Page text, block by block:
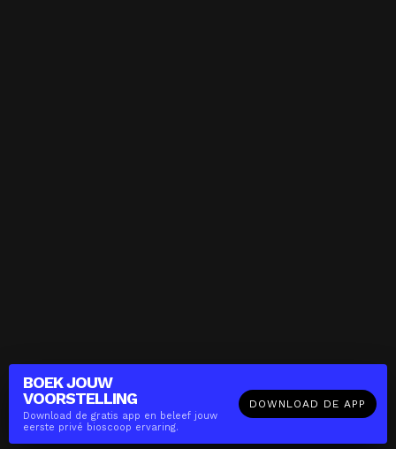
BOEK JOUW
VOORSTELLING
Download de gratis app en beleef jouw
eerste privé bioscoop ervaring.
DOWNLOAD DE APP